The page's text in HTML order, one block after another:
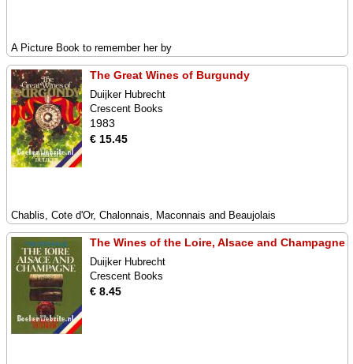
A Picture Book to remember her by
The Great Wines of Burgundy
Duijker Hubrecht
Crescent Books
1983
€ 15.45
Chablis, Cote d'Or, Chalonnais, Maconnais and Beaujolais
The Wines of the Loire, Alsace and Champagne
Duijker Hubrecht
Crescent Books
€ 8.45